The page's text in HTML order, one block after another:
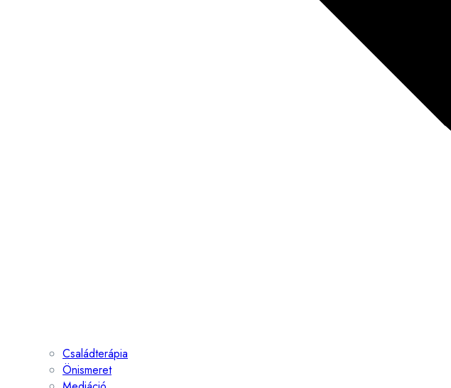
Családterápia
Önismeret